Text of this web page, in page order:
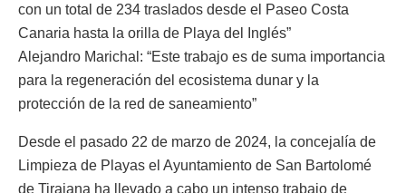
con un total de 234 traslados desde el Paseo Costa
Canaria hasta la orilla de Playa del Inglés”
Alejandro Marichal: “Este trabajo es de suma importancia
para la regeneración del ecosistema dunar y la
protección de la red de saneamiento”
Desde el pasado 22 de marzo de 2024, la concejalía de
Limpieza de Playas el Ayuntamiento de San Bartolomé
de Tirajana ha llevado a cabo un intenso trabajo de